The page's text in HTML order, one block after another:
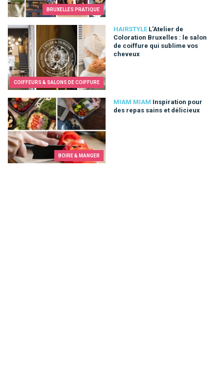
BRUXELLES PRATIQUE
COIFFEURS & SALONS DE COIFFURE
HAIRSTYLE L'Atelier de
Coloration Bruxelles : le salon
de coiffure qui sublime vos
cheveux
L'Atelier de Coloration Bruxelles : le salon de coiffure qui
BOIRE & MANGER
MIAM MIAM Inspiration pour
des repas sains et délicieux
Inspiration pour des repas sains et délicieux